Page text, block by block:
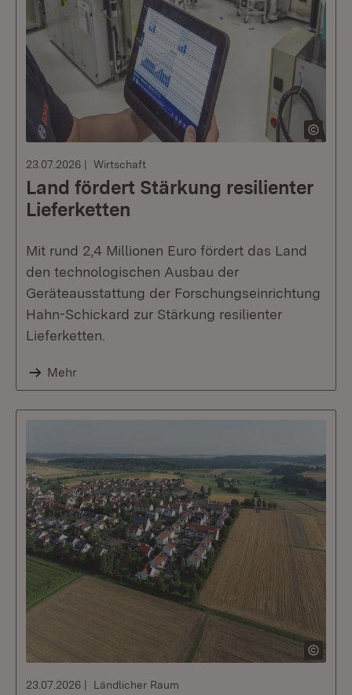
23.07.2026 Wirtschaft
Land fördert Stärkung resilienter
Lieferketten
Mit rund 2,4 Millionen Euro fördert das Land
den technologischen Ausbau der
Geräteausstattung der Forschungseinrichtung
Hahn-Schickard zur Stärkung resilienter
Lieferketten.
Mehr
23.07.2026 Ländlicher Raum